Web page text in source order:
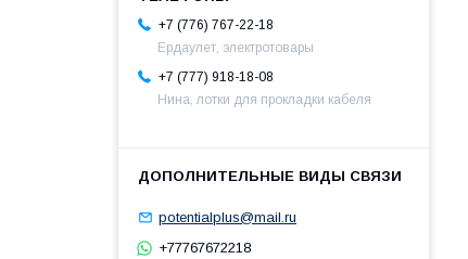
+7 (776) 767-22-18
Ердаулет, электротовары
+7 (777) 918-18-08
Нина, лотки для прокладки кабеля
potentialplus@mail.ru
+77767672218